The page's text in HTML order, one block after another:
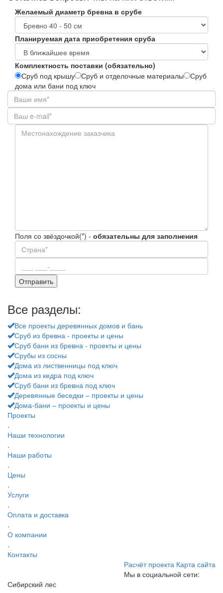
Желаемый диаметр бревна в срубе
Планируемая дата приобретения сруба
Комплектность поставки (обязательно)
Сруб под крышу
Сруб и отделочные материалы
Сруб
дома или бани под ключ
Поля со звёздочкой(*) - обязательны для заполнения
Все разделы:
Все проекты деревянных домов и бань
Сруб из бревна - проекты и цены
Сруб бани из бревна - проекты и цены
Срубы из сосны
Дома из лиственницы под ключ
Дома из кедра под ключ
Сруб бани из бревна под ключ
Деревянные беседки – проекты и цены
Дома-бани – проекты и цены
Проекты
.
Наши технологии
.
Наши работы
.
Цены
.
Услуги
.
Оплата и доставка
.
О компании
.
Контакты
Расчёт проекта Карта сайта
Мы в социальной сети:
Сибирский лес